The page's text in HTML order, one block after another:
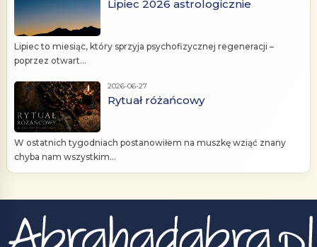
Lipiec 2026 astrologicznie
Lipiec to miesiąc, który sprzyja psychofizycznej regeneracji –
poprzez otwart...
2026-06-27
Rytuał różańcowy
W ostatnich tygodniach postanowiłem na muszkę wziąć znany
chyba nam wszystkim...